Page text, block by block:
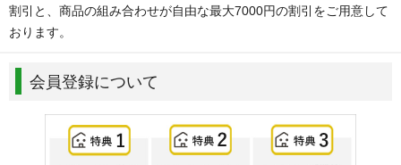
割引と、商品の組み合わせが自由な最大7000円の割引をご用意して
おります。
会員登録について